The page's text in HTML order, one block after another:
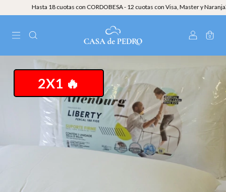
Hasta 18 cuotas con CORDOBESA - 12 cuotas con Visa, Master y
0
2X1 🔥
2X1 🔥